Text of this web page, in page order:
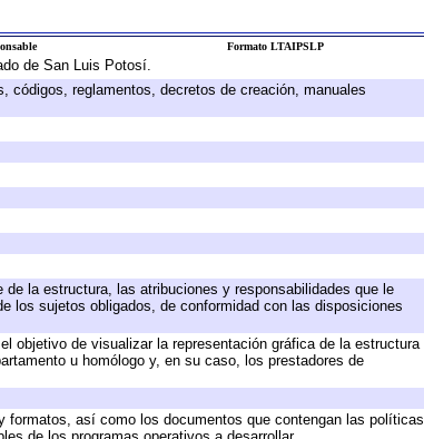
Formato LTAIPSLP
de San Luis Potosí.
códigos, reglamentos, decretos de creación, manuales
la estructura, las atribuciones y responsabilidades que le
los sujetos obligados, de conformidad con las disposiciones
objetivo de visualizar la representación gráfica de la estructura
u homólogo y, en su caso, los prestadores de
así como los documentos que contengan las políticas